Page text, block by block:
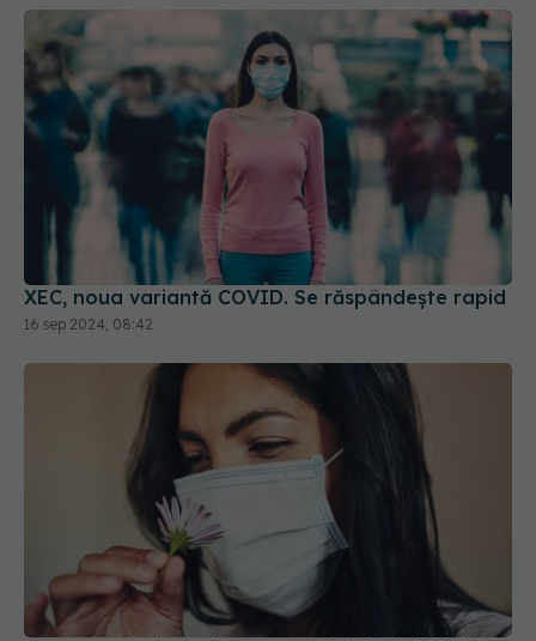
XEC, noua variantă COVID. Se răspândește rapid
16 sep 2024, 08:42